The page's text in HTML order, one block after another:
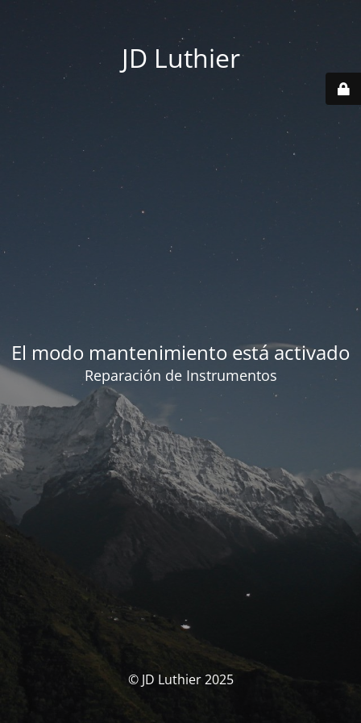
JD Luthier
El modo mantenimiento está activado
Reparación de Instrumentos
© JD Luthier 2025